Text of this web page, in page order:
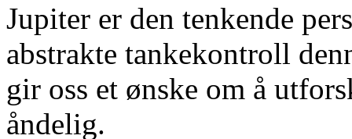
Jupiter er den tenkende
abstrakte tankekontroll
gir oss et ønske om å
åndelig.